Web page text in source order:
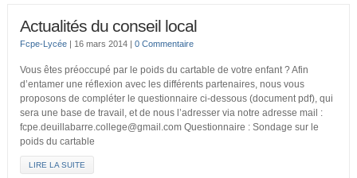
Actualités du conseil local
Fcpe-Lycée| 16 mars 2014 | 0 Commentaire
Vous êtes préoccupé par le poids du cartable de votre enfant ? Afin
d’entamer une réflexion avec les différents partenaires, nous vous
proposons de compléter le questionnaire ci-dessous (document pdf), qui
sera une base de travail, et de nous l’adresser via notre adresse mail :
fcpe.deuillabarre.college@gmail.com Questionnaire : Sondage sur le
poids du cartable
LIRE LA SUITE